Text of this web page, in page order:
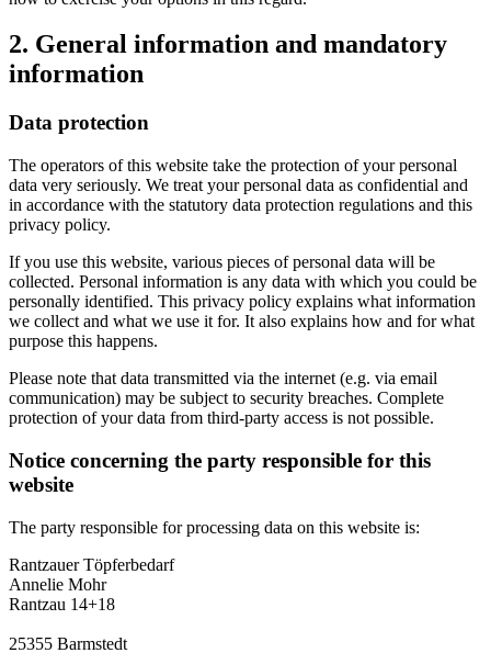
2. General information and mandatory
information
Data protection
The operators of this website take the protection of your personal
data very seriously. We treat your personal data as confidential and
in accordance with the statutory data protection regulations and this
privacy policy.
If you use this website, various pieces of personal data will be
collected. Personal information is any data with which you could be
personally identified. This privacy policy explains what information
we collect and what we use it for. It also explains how and for what
purpose this happens.
Please note that data transmitted via the internet (e.g. via email
communication) may be subject to security breaches. Complete
protection of your data from third-party access is not possible.
Notice concerning the party responsible for this
website
The party responsible for processing data on this website is:
Rantzauer Töpferbedarf
Annelie Mohr
Rantzau 14+18
25355 Barmstedt